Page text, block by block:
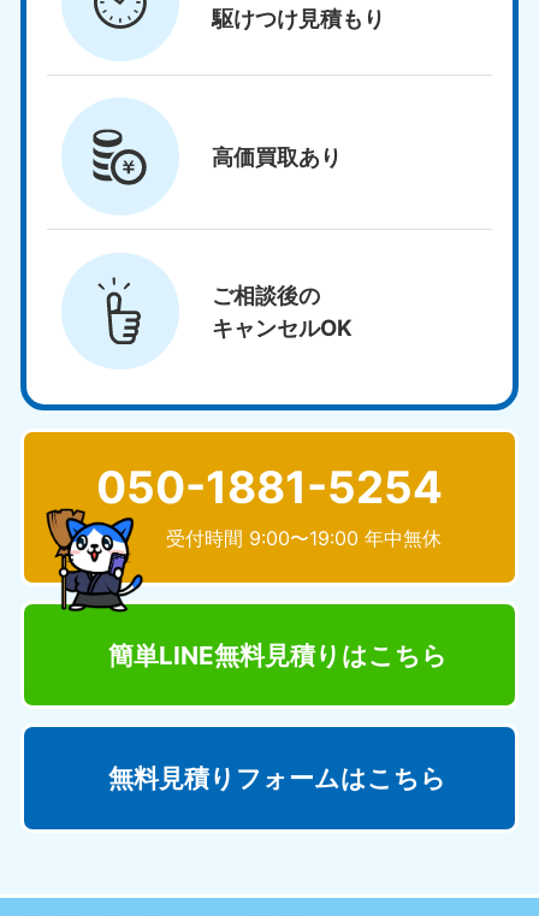
駆けつけ見積もり
高価買取あり
ご相談後の
キャンセルOK
050-1881-5254
受付時間 9:00〜19:00 年中無休
簡単LINE無料見積り はこちら
無料見積りフォームはこちら